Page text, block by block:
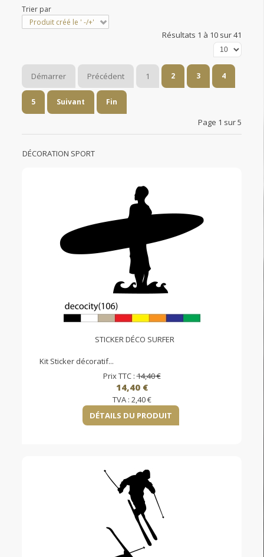
Trier par
Produit créé le ' -/+'
Résultats 1 à 10 sur 41
Démarrer Précédent 1 2 3 4
5 Suivant Fin
Page 1 sur 5
DÉCORATION SPORT
STICKER DÉCO SURFER
Kit Sticker décoratif...
Prix TTC :14,40 €
14,40 €
TVA : 2,40 €
DÉTAILS DU PRODUIT